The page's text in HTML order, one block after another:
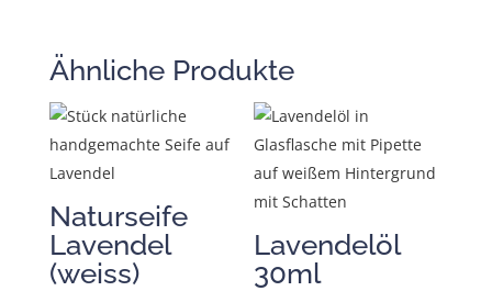
Ähnliche Produkte
Naturseife
Lavendel
(weiss)
Lavendelöl
30ml